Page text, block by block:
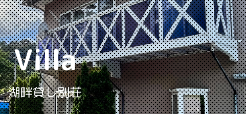
ウォッチ
長者の森・滑り台 (冬季
は休業)
信濃雪マス釣り
ク
佐久スキーガーデン『パ
ラダ』
サンメドウズ 大泉・清里
スキー場
小海町高原美術館 千ヶ滝
ギャラリー創 おみかの滝
湯 滝見の湯 稲子湯
湯 八峰の湯 八ヶ岳 本沢温泉
花 星空観賞 山菜採り
千穂レイ
ライフィ
チアンド
小海町・『パターゴル
フ・マレットゴルフ・ア
スレチック』
金峰山・水瑞山 八ヶ岳
釣り 立花屋へら鮒釣り
佐久穂町・『八千穂レイ
ク』ルアー・フライフィ
シング・キャッチアンド
リリースの管理釣り場
案内 宿泊料金 夕飯
Villa
湖畔貸し別荘